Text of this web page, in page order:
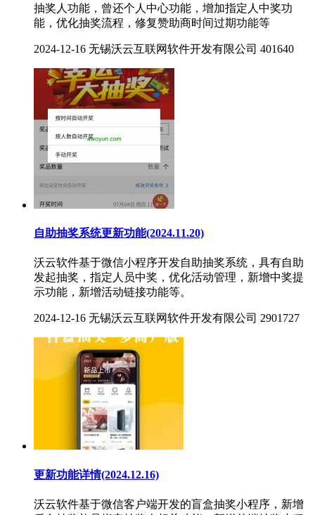
抽奖人功能，曾还个人中心功能，增加指定人中奖功
能，优化抽奖流程，修复赞助商时间过期功能等
2024-12-16 无锡沃云互联网软件开发有限公司 401640
自助抽奖系统更新功能(2024.11.20)
沃云软件基于微信小程序开发自助抽奖系统，具有自助
发起抽奖，指定人员中奖，优化活动管理，新增中奖提
示功能，新增活动链接功能等。
2024-12-16 无锡沃云互联网软件开发有限公司 2901727
更新功能详情(2024.12.16)
沃云软件基于微信客户端开发的盲盒抽奖小程序，新增